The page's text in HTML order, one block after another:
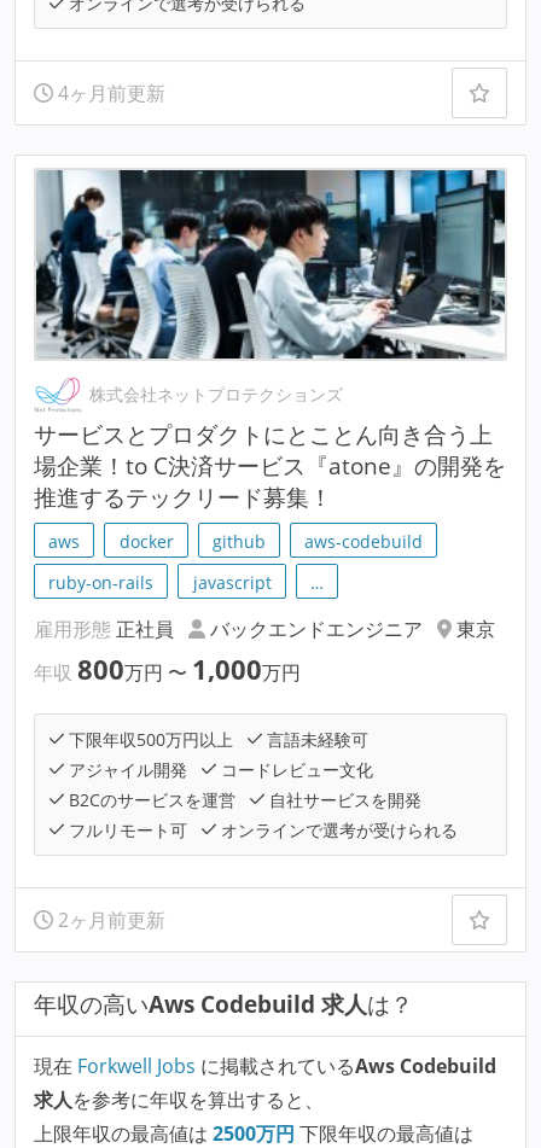
4ヶ月前更新
株式会社ネットプロテクションズ
サービスとプロダクトにとことん向き合う上
場企業！to C決済サービス『atone』の開発を
推進するテックリード募集！
aws docker github
aws-codebuild
ruby-on-rails
javascript …
雇用形態 正社員 バックエンドエンジニア
東京
年収 800万円 〜 1,000万円
下限年収500万円以上
言語未経験可
アジャイル開発
コードレビュー文化
B2Cのサービスを運営
自社サービスを開発
フルリモート可
オンラインで選考が受けられる
2ヶ月前更新
年収の高いAws Codebuild 求人は？
現在 Forkwell Jobs に掲載されているAws Codebuild
求人を参考に年収を算出すると、
上限年収の最高値は 2500万円 下限年収の最高値は